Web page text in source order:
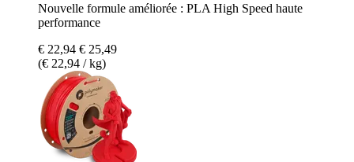
Nouvelle formule améliorée : PLA High Speed haute
performance
€ 22,94 € 25,49
(€ 22,94 / kg)